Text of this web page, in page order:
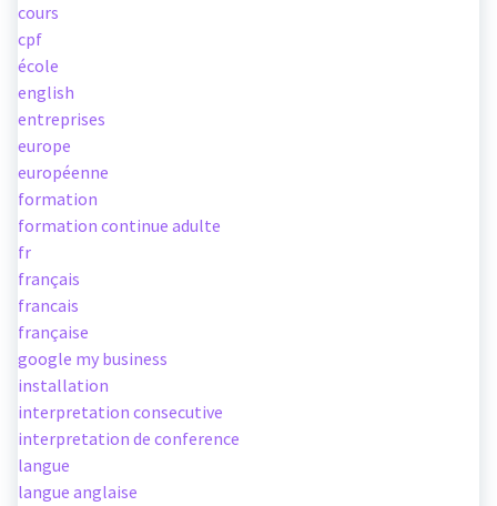
cours
cpf
école
english
entreprises
europe
européenne
formation
formation continue adulte
fr
français
francais
française
google my business
installation
interpretation consecutive
interpretation de conference
langue
langue anglaise